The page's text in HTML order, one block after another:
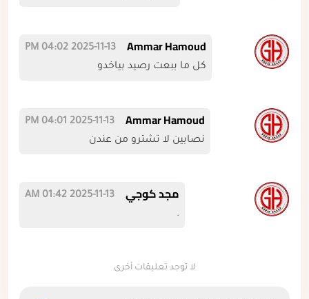
Ammar Hamoud
2025-11-13 04:02 PM
كل ما ببعت رصيد بياخدو
Ammar Hamoud
2025-11-13 04:01 PM
نصابين لا تشترو من عندن
مجد كوجي
2025-11-13 01:42 AM
.
لا توجد تعليقات أخرى